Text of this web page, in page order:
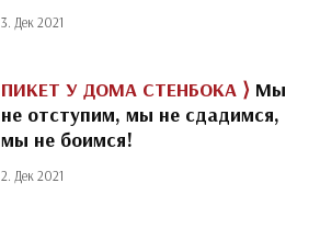
3. Дек 2021
ПИКЕТ У ДОМА СТЕНБОКА ⟩ Мы
не отступим, мы не сдадимся,
мы не боимся!
2. Дек 2021